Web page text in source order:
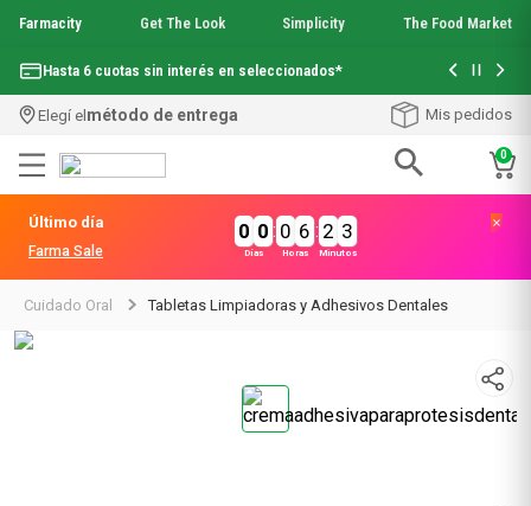
Farmacity Get The Look Simplicity The Food Market
Hasta 6 cuotas sin interés en seleccionados*
Con tu
¡Envío
Elegí elmétodo de entrega Mis pedidos
0
Último día
Farma Sale
0 0
Días
: 0 6
Horas
: 2 3
Minutos
Cuidado Oral Tabletas Limpiadoras y Adhesivos Dentales
.garnier toque seco crema facial
5.